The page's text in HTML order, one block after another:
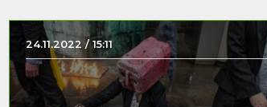
24.11.2022 / 15:11